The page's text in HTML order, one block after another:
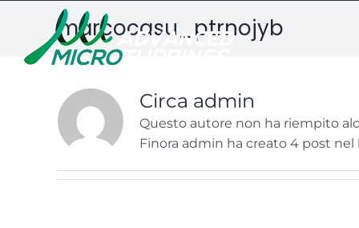
contenuto
marcocasu_ptrnojyb
Circa admin
Questo autore non ha riempito
Finora admin ha creato 4 post nel